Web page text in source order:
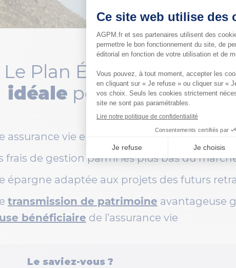
Le Plan ÉPARMIL estLA
idéale pour préparer
assurance vie en euros reconnue depuis plus
frais de gestion parmi les plus bas du
épargne adaptée aux projets des futurs
transmission de patrimoine avantageuse
bénéficiaire de l’assurance vie
Le saviez-vous ?